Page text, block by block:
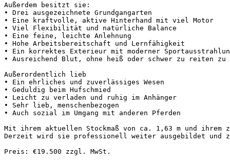
Außerdem besitzt sie:
• Drei ausgezeichnete Grundgangarten
• Eine kraftvolle, aktive Hinterhand mit viel Motor
• Viel Flexibilität und natürliche Balance
• Eine feine, leichte Anlehnung
• Hohe Arbeitsbereitschaft und Lernfähigkeit
• Ein korrektes Exterieur mit moderner
• Ausreichend Blut, ohne heiß oder schwer zu reiten zu
Außerordentlich lieb
• Ein ehrliches und zuverlässiges Wesen
• Geduldig beim Hufschmied
• Leicht zu verladen und ruhig im Anhänger
• Sehr lieb, menschenbezogen
• Auch sozial im Umgang mit anderen Pferden
Mit ihrem aktuellen Stockmaß von ca. 1,63 m und
Derzeit wird sie professionell weiter ausgebildet und
Preis: €19.500 zzgl. MwSt.